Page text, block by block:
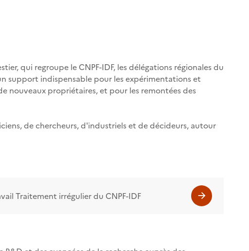
qui regroupe le CNPF-IDF, les délégations régionales du
support indispensable pour les expérimentations et
nouveaux propriétaires, et pour les remontées des
de chercheurs, d'industriels et de décideurs, autour
Traitement irrégulier du CNPF-IDF